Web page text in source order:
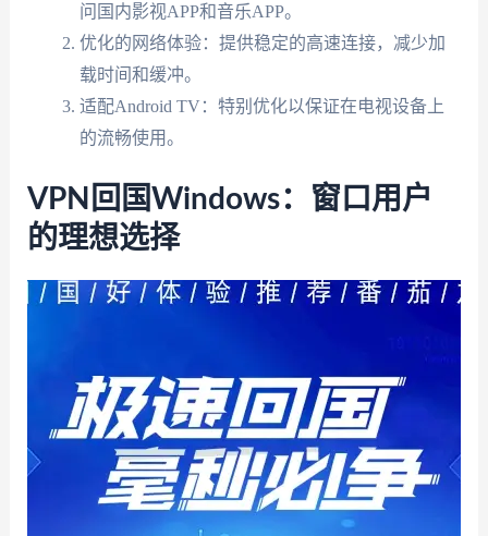
问国内影视APP和音乐APP。
优化的网络体验：提供稳定的高速连接，减少加
载时间和缓冲。
适配Android TV：特别优化以保证在电视设备上
的流畅使用。
VPN回国Windows：窗口用户
的理想选择